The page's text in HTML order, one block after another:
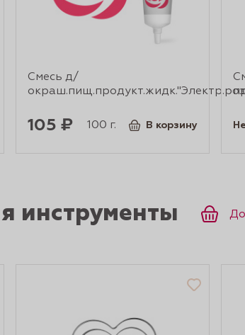
Смесь д/
105 ₽ 100 г. В корзину
инструменты